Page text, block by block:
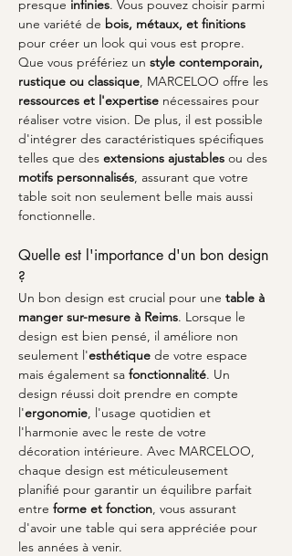
presque infinies. Vous pouvez choisir parmi
une variété de bois, métaux, et finitions
pour créer un look qui vous est propre.
Que vous préfériez un style contemporain,
rustique ou classique, MARCELOO offre les
ressources et l'expertise nécessaires pour
réaliser votre vision. De plus, il est possible
d'intégrer des caractéristiques spécifiques
telles que des extensions ajustables ou des
motifs personnalisés, assurant que votre
table soit non seulement belle mais aussi
fonctionnelle.
Quelle est l'importance d'un bon design
?
Un bon design est crucial pour une table à
manger sur-mesure à Reims. Lorsque le
design est bien pensé, il améliore non
seulement l'esthétique de votre espace
mais également sa fonctionnalité. Un
design réussi doit prendre en compte
l'ergonomie, l'usage quotidien et
l'harmonie avec le reste de votre
décoration intérieure. Avec MARCELOO,
chaque design est méticuleusement
planifié pour garantir un équilibre parfait
entre forme et fonction, vous assurant
d'avoir une table qui sera appréciée pour
les années à venir.